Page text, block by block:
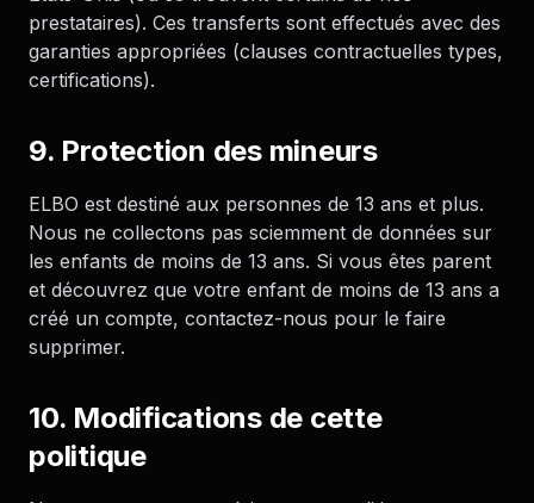
prestataires). Ces transferts sont effectués avec des
garanties appropriées (clauses contractuelles types,
certifications).
9. Protection des mineurs
ELBO est destiné aux personnes de 13 ans et plus.
Nous ne collectons pas sciemment de données sur
les enfants de moins de 13 ans. Si vous êtes parent
et découvrez que votre enfant de moins de 13 ans a
créé un compte, contactez-nous pour le faire
supprimer.
10. Modifications de cette
politique